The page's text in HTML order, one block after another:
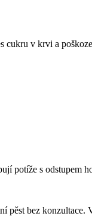
v krvi a
potíže s odstupem
bez konzultace.